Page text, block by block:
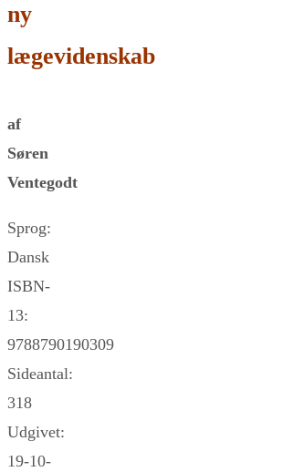
ny
lægevidenskab
af
Søren
Ventegodt
Sprog:
Dansk
ISBN-
13:
9788790190309
Sideantal:
318
Udgivet:
19-10-